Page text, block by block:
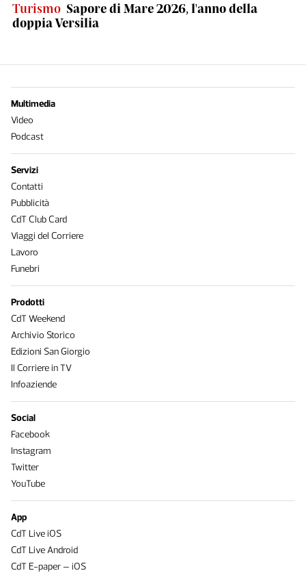
Turismo Sapore di Mare 2026, l'anno della
doppia Versilia
Multimedia
Video
Podcast
Servizi
Contatti
Pubblicità
CdT Club Card
Viaggi del Corriere
Lavoro
Funebri
Prodotti
CdT Weekend
Archivio Storico
Edizioni San Giorgio
Il Corriere in TV
Infoaziende
Social
Facebook
Instagram
Twitter
YouTube
App
CdT Live iOS
CdT Live Android
CdT E-paper – iOS